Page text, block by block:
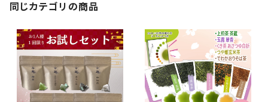
同じカテゴリの商品